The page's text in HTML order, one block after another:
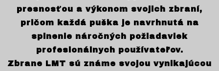
presnosťou a výkonom svojich zbraní,
pričom každá puška je navrhnutá na
splnenie náročných požiadaviek
profesionálnych používateľov.
Zbrane LMT sú známe svojou vynikajúcou